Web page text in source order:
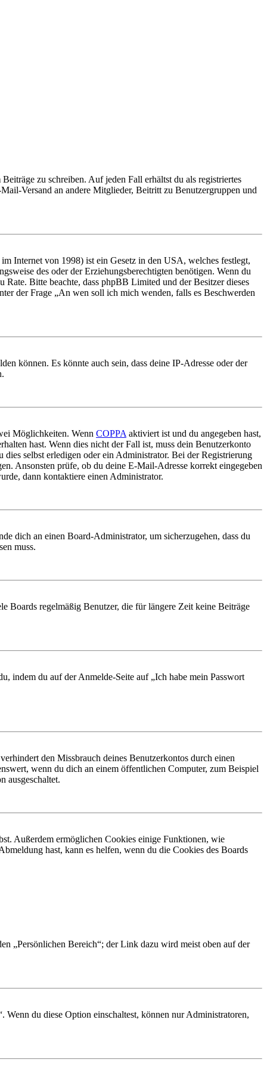
zu schreiben. Auf jeden Fall erhältst du als registriertes
Versand an andere Mitglieder, Beitritt zu Benutzergruppen und
Internet von 1998) ist ein Gesetz in den USA, welches festlegt,
des oder der Erziehungsberechtigten benötigen. Wenn du
Bitte beachte, dass phpBB Limited und der Besitzer dieses
der Frage „An wen soll ich mich wenden, falls es Beschwerden
können. Es könnte auch sein, dass deine IP-Adresse oder der
Möglichkeiten. Wenn COPPA aktiviert ist und du angegeben hast,
hast. Wenn dies nicht der Fall ist, muss dein Benutzerkonto
selbst erledigen oder ein Administrator. Bei der Registrierung
Ansonsten prüfe, ob du deine E-Mail-Adresse korrekt eingegeben
dann kontaktiere einen Administrator.
dich an einen Board-Administrator, um sicherzugehen, dass du
muss.
Boards regelmäßig Benutzer, die für längere Zeit keine Beiträge
indem du auf der Anmelde-Seite auf „Ich habe mein Passwort
den Missbrauch deines Benutzerkontos durch einen
wenn du dich an einem öffentlichen Computer, zum Beispiel
ausgeschaltet.
Außerdem ermöglichen Cookies einige Funktionen, wie
hast, kann es helfen, wenn du die Cookies des Boards
„Persönlichen Bereich“; der Link dazu wird meist oben auf der
du diese Option einschaltest, können nur Administratoren,